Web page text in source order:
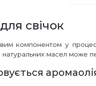
свічок
компонентом у
масел може